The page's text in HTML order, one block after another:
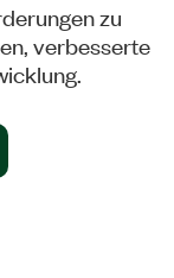
zu
verbesserte